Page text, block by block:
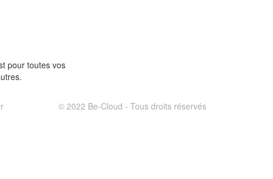
pour toutes vos
© 2022 Be-Cloud - Tous droits réservés